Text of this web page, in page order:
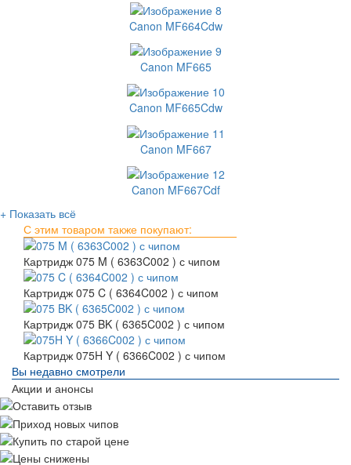
Canon MF664Cdw
Canon MF665
Canon MF665Cdw
Canon MF667
Canon MF667Cdf
+ Показать всё
С этим товаром также покупают:
Картридж 075 M ( 6363C002 ) с чипом
Картридж 075 C ( 6364C002 ) с чипом
Картридж 075 BK ( 6365C002 ) с чипом
Картридж 075H Y ( 6366C002 ) с чипом
Вы недавно смотрели
Акции и анонсы